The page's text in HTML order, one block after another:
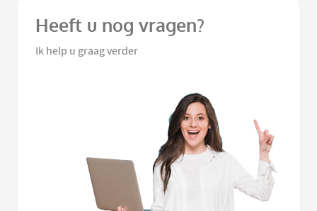
Heeft u nog vragen?
Ik help u graag verder